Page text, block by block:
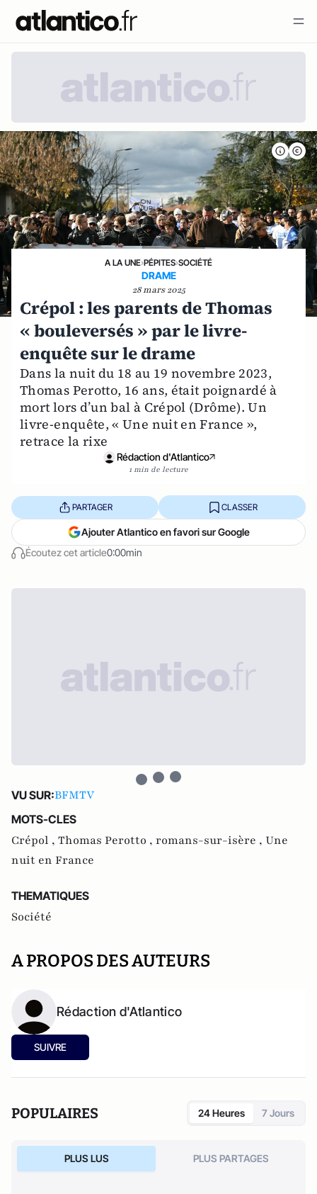
A LA UNE›PÉPITES›SOCIÉTÉ
DRAME
28 mars 2025
Crépol : les parents de Thomas
« bouleversés » par le livre-
enquête sur le drame
Dans la nuit du 18 au 19 novembre 2023,
Thomas Perotto, 16 ans, était poignardé à
mort lors d’un bal à Crépol (Drôme). Un
livre-enquête, « Une nuit en France »,
retrace la rixe
Rédaction d'Atlantico
1 min de lecture
Écoutez cet article0:00min
PARTAGER CLASSER
Ajouter Atlantico en favori sur Google
VU SUR:BFMTV
MOTS-CLES
Crépol , Thomas Perotto , romans-sur-isère , Une
nuit en France
THEMATIQUES
Société
A PROPOS DES AUTEURS
Rédaction d'Atlantico
SUIVRE
POPULAIRES 24 Heures 7 Jours
PLUS LUS PLUS PARTAGES